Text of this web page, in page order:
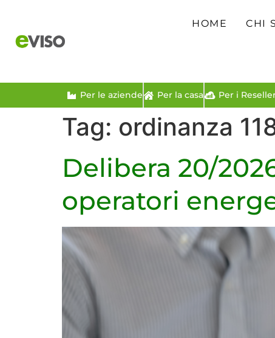
HOME CHI
Per le aziende Per la casa Per i
Tag: ordinanza
Delibera 20/
operatori